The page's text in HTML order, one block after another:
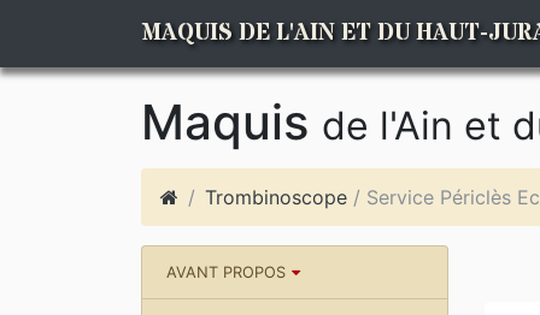
MAQUIS DE L'AIN ET DU HAUT-
Maquis de l'Ain et
Trombinoscope / Service Périclès
AVANT PROPOS